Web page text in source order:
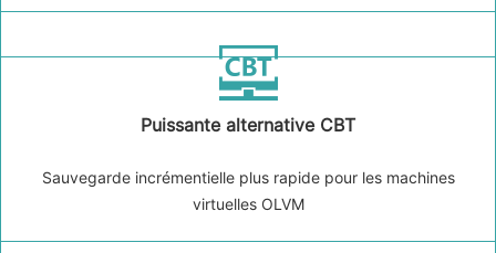
Puissante alternative CBT
Sauvegarde incrémentielle plus rapide pour les machines
virtuelles OLVM